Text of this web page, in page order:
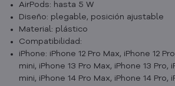
AirPods: hasta 5 W
Diseño: plegable, posición ajustable
Material: plástico
Compatibilidad:
iPhone: iPhone 12 Pro Max, iPhone 12
mini, iPhone 13 Pro Max, iPhone 13 Pro,
mini, iPhone 14 Pro Max, iPhone 14 Pro,